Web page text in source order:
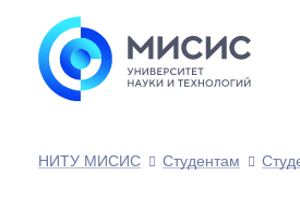
НИТУ МИСИС
Студентам